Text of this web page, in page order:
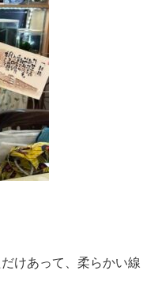
けあって、柔らかい線